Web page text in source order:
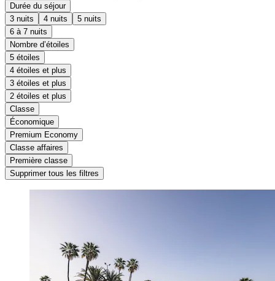
Durée du séjour
3 nuits
4 nuits
5 nuits
6 à 7 nuits
Nombre d’étoiles
5 étoiles
4 étoiles et plus
3 étoiles et plus
2 étoiles et plus
Classe
Économique
Premium Economy
Classe affaires
Première classe
Supprimer tous les filtres